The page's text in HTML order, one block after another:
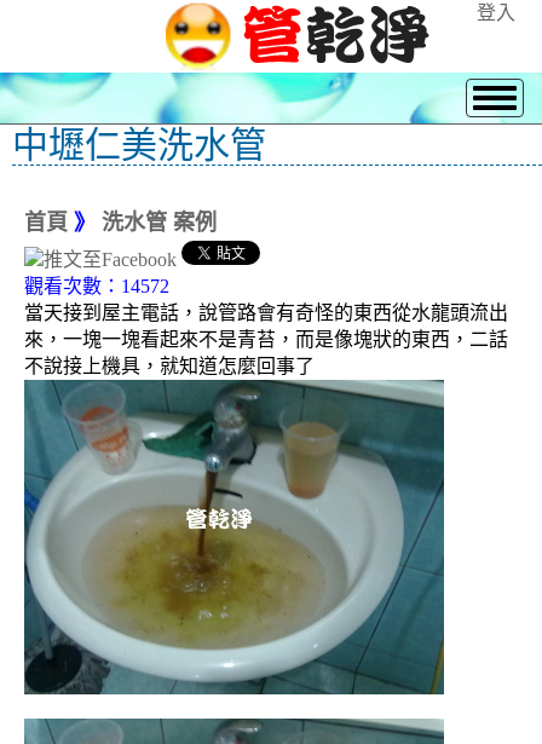
登入
中壢仁美洗水管
首頁 》 洗水管 案例
觀看次數：14572
當天接到屋主電話，說管路會有奇怪的東西從水龍頭流出
來，一塊一塊看起來不是青苔，而是像塊狀的東西，二話
不說接上機具，就知道怎麼回事了